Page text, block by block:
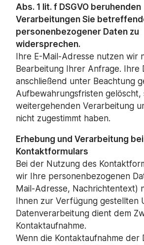
Abs. 1 lit. f DSGVO beruhenden
Verarbeitungen Sie
personenbezogener Daten zu
widersprechen.
Ihre E-Mail-Adresse nutzen wir
Bearbeitung Ihrer Anfrage. Ihre
anschließend unter Beachtung
Aufbewahrungsfristen gelöscht,
weitergehenden Verarbeitung
nicht zugestimmt haben.
Erhebung und Verarbeitung
Kontaktformulars
Bei der Nutzung des
wir Ihre personenbezogenen
Mail-Adresse, Nachrichtentext)
Ihnen zur Verfügung gestellten
Datenverarbeitung dient dem
Kontaktaufnahme.
Wenn die Kontaktaufnahme der